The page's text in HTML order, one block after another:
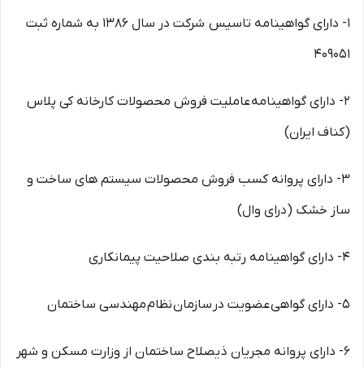
1- دارای گواهینامه تاسیس شرکت در سال 1386 به شماره ثبت
409051
2- دارای گواهینامه عاملیت فروش محصولات کارخانه کی پلاس
(کناف ایران)
3- دارای پروانه کسب فروش محصولات سیستم های ساخت و
ساز خشک (درای وال)
4- دارای گواهینامه رتبه بندی صلاحیت پیمانکاری
5- دارای گواهی عضویت در سازمان نظام مهندسی ساختمان
6- دارای پروانه مجریان ذیصلاح ساختمان از وزارت مسکن و شهر